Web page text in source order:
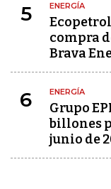
5 ENERGÍA
compra
Brava
6 ENERGÍA
Grupo
billones
junio de